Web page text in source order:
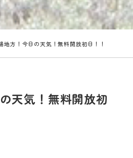
地方！今日の天気！無料開放初日！！
天気！無料開放初